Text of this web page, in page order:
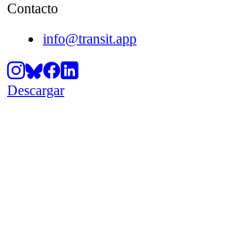
Contacto
info@transit.app
Descargar